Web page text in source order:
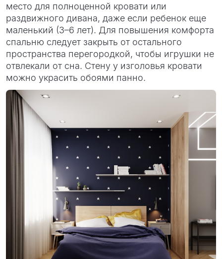
место для полноценной кровати или
раздвижного дивана, даже если ребенок еще
маленький (3–6 лет). Для повышения комфорта
спальню следует закрыть от остального
пространства перегородкой, чтобы игрушки не
отвлекали от сна. Стену у изголовья кровати
можно украсить обоями панно.